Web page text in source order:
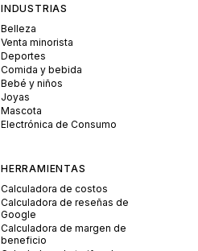
INDUSTRIAS
Belleza
Venta minorista
Deportes
Comida y bebida
Bebé y niños
Joyas
Mascota
Electrónica de Consumo
HERRAMIENTAS
Calculadora de costos
Calculadora de reseñas de
Google
Calculadora de margen de
beneficio